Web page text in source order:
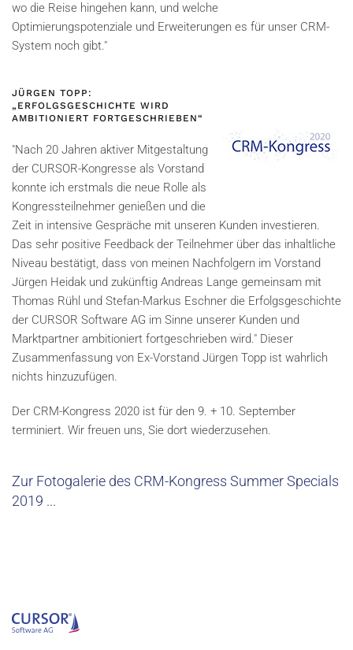
wo die Reise hingehen kann, und welche
Optimierungspotenziale und Erweiterungen es für unser CRM-
System noch gibt."
JÜRGEN TOPP:
„ERFOLGSGESCHICHTE WIRD
AMBITIONIERT FORTGESCHRIEBEN“
"Nach 20 Jahren aktiver Mitgestaltung
der CURSOR-Kongresse als Vorstand
konnte ich erstmals die neue Rolle als
Kongressteilnehmer genießen und die
Zeit in intensive Gespräche mit unseren Kunden investieren.
Das sehr positive Feedback der Teilnehmer über das inhaltliche
Niveau bestätigt, dass von meinen Nachfolgern im Vorstand
Jürgen Heidak und zukünftig Andreas Lange gemeinsam mit
Thomas Rühl und Stefan-Markus Eschner die Erfolgsgeschichte
der CURSOR Software AG im Sinne unserer Kunden und
Marktpartner ambitioniert fortgeschrieben wird." Dieser
Zusammenfassung von Ex-Vorstand Jürgen Topp ist wahrlich
nichts hinzuzufügen.
Der CRM-Kongress 2020 ist für den 9. + 10. September
terminiert. Wir freuen uns, Sie dort wiederzusehen.
Zur Fotogalerie des CRM-Kongress Summer Specials
2019 ...